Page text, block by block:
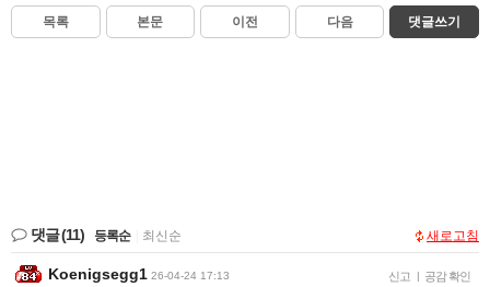
목록 본문 이전 다음 댓글쓰기
댓글(11) 등록순 최신순 새로고침
Koenigsegg1 26-04-24 17:13 신고 | 공감 확인